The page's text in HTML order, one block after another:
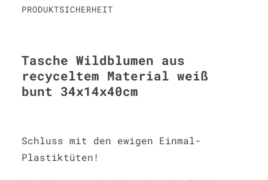
PRODUKTSICHERHEIT
Tasche Wildblumen aus
recyceltem Material weiß
bunt 34x14x40cm
Schluss mit den ewigen Einmal-
Plastiktüten!